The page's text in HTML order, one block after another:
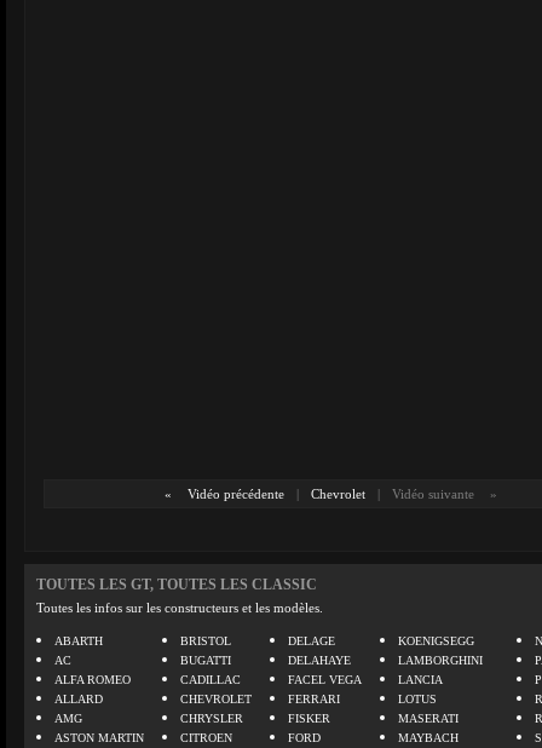
« Vidéo précédente | Chevrolet | Vidéo suivante »
TOUTES LES GT, TOUTES LES CLASSIC
Toutes les infos sur les constructeurs et les modèles.
ABARTH
AC
ALFA ROMEO
ALLARD
AMG
ASTON MARTIN
BRISTOL
BUGATTI
CADILLAC
CHEVROLET
CHRYSLER
CITROEN
DELAGE
DELAHAYE
FACEL VEGA
FERRARI
FISKER
FORD
KOENIGSEGG
LAMBORGHINI
LANCIA
LOTUS
MASERATI
MAYBACH